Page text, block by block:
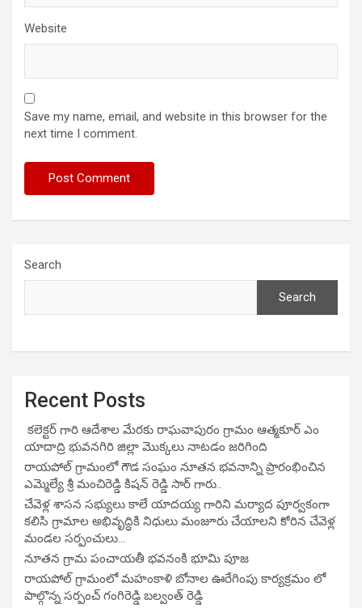
Website
Save my name, email, and website in this browser for the
next time I comment.
Search
Search
Recent Posts
కలెక్టర్ గారి ఆదేశాల మేరకు రాఘవాపురం గ్రామం ఆత్మకూర్ ఎం
యాదాద్రి భువనగిరి జిల్లా మొక్కలు నాటడం జరిగింది
రాయపోల్ గ్రామంలో గౌడ సంఘం నూతన భవనాన్ని ప్రారంభించిన
ఎమ్మెల్యే శ్రీ మంచిరెడ్డి కిషన్ రెడ్డి సార్ గారు..
చేవెళ్ల శాసన సభ్యులు కాలే యాదయ్య గారిని మర్యాద పూర్వకంగా
కలిసి గ్రామాల అభివృద్ధికి నిధులు మంజూరు చేయాలని కోరిన చేవెళ్ల
మండల సర్పంచులు…
నూతన గ్రామ పంచాయతీ భవనంకి భూమి పూజ
రాయపోల్ గ్రామంలో మహంకాళి బోనాల ఊరేగింపు కార్యక్రమం లో
పాల్గొన్న సర్పంచ్ గంగిరెడ్డి బల్వంత్ రెడ్డి